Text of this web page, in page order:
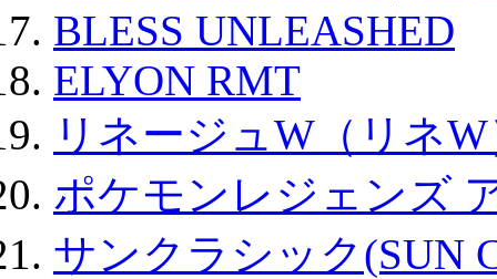
BLESS UNLEASHED
ELYON RMT
リネージュW（リネ
ポケモンレジェンズ
サンクラシック(SUN